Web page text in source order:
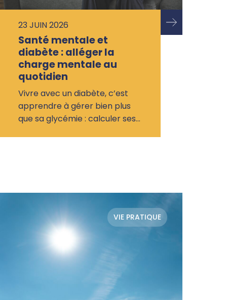
23 JUIN 2026
Santé mentale et
diabète : alléger la
charge mentale au
quotidien
Vivre avec un diabète, c’est
apprendre à gérer bien plus
que sa glycémie : calculer ses…
VIE PRATIQUE